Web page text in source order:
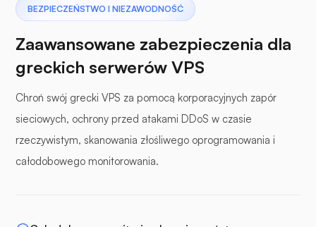
Pterodaktyl
panele buforowe
BEZPIECZEŃSTWO I NIEZAWODNOŚĆ
Zaawansowane zabezpieczenia dla
greckich serwerów VPS
Chroń swój grecki VPS za pomocą korporacyjnych zapór
sieciowych, ochrony przed atakami DDoS w czasie
rzeczywistym, skanowania złośliwego oprogramowania i
całodobowego monitorowania.